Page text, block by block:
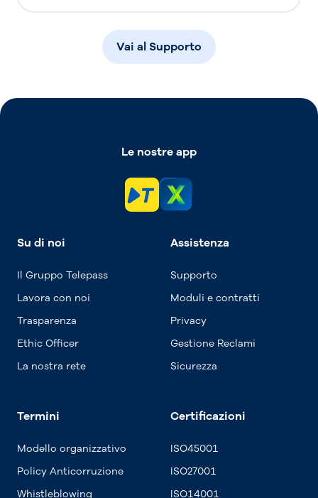
Vai al Supporto
Le nostre app
Su di noi
Il Gruppo Telepass
Lavora con noi
Trasparenza
Ethic Officer
La nostra rete
Assistenza
Supporto
Moduli e contratti
Privacy
Gestione Reclami
Sicurezza
Termini
Modello organizzativo
Policy Anticorruzione
Whistleblowing
Certificazioni
ISO45001
ISO27001
ISO14001